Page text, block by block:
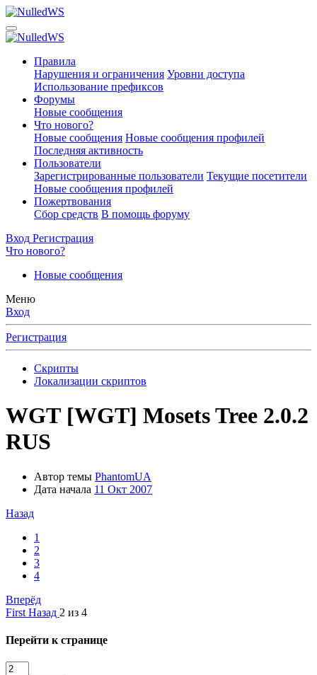
Правила
Нарушения и ограничения Уровни доступа
Использование префиксов
Форумы
Новые сообщения
Что нового?
Новые сообщения Новые сообщения профилей
Последняя активность
Пользователи
Зарегистрированные пользователи Текущие посетители
Новые сообщения профилей
Пожертвования
Сбор средств В помощь форуму
Вход Регистрация
Что нового?
Новые сообщения
Меню
Вход
Регистрация
Скрипты
Локализации скриптов
WGT [WGT] Mosets Tree 2.0.2
RUS
Автор темы PhantomUA
Дата начала 11 Окт 2007
Назад
1
2
3
4
Вперёд
First Назад 2 из 4
Перейти к странице